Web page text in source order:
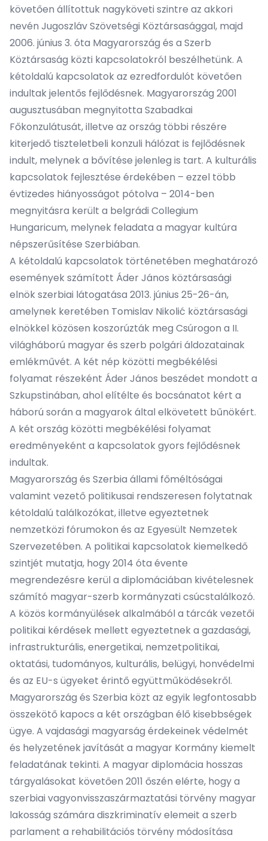
követően állítottuk nagyköveti szintre az akkori
nevén Jugoszláv Szövetségi Köztársasággal, majd
2006. június 3. óta Magyarország és a Szerb
Köztársaság közti kapcsolatokról beszélhetünk. A
kétoldalú kapcsolatok az ezredfordulót követően
indultak jelentős fejlődésnek. Magyarország 2001
augusztusában megnyitotta Szabadkai
Főkonzulátusát, illetve az ország többi részére
kiterjedő tiszteletbeli konzuli hálózat is fejlődésnek
indult, melynek a bővítése jelenleg is tart. A kulturális
kapcsolatok fejlesztése érdekében – ezzel több
évtizedes hiányosságot pótolva – 2014-ben
megnyitásra került a belgrádi Collegium
Hungaricum, melynek feladata a magyar kultúra
népszerűsítése Szerbiában.
A kétoldalú kapcsolatok történetében meghatározó
események számított Áder János köztársasági
elnök szerbiai látogatása 2013. június 25-26-án,
amelynek keretében Tomislav Nikolić köztársasági
elnökkel közösen koszorúzták meg Csúrogon a II.
világháború magyar és szerb polgári áldozatainak
emlékművét. A két nép közötti megbékélési
folyamat részeként Áder János beszédet mondott a
Szkupstinában, ahol elítélte és bocsánatot kért a
háború során a magyarok által elkövetett bűnökért.
A két ország közötti megbékélési folyamat
eredményeként a kapcsolatok gyors fejlődésnek
indultak.
Magyarország és Szerbia állami főméltóságai
valamint vezető politikusai rendszeresen folytatnak
kétoldalú találkozókat, illetve egyeztetnek
nemzetközi fórumokon és az Egyesült Nemzetek
Szervezetében. A politikai kapcsolatok kiemelkedő
szintjét mutatja, hogy 2014 óta évente
megrendezésre kerül a diplomáciában kivételesnek
számító magyar-szerb kormányzati csúcstalálkozó.
A közös kormányülések alkalmából a tárcák vezetői
politikai kérdések mellett egyeztetnek a gazdasági,
infrastrukturális, energetikai, nemzetpolitikai,
oktatási, tudományos, kulturális, belügyi, honvédelmi
és az EU-s ügyeket érintő együttműködésekről.
Magyarország és Szerbia közt az egyik legfontosabb
összekötő kapocs a két országban élő kisebbségek
ügye. A vajdasági magyarság érdekeinek védelmét
és helyzetének javítását a magyar Kormány kiemelt
feladatának tekinti. A magyar diplomácia hosszas
tárgyalásokat követően 2011 őszén elérte, hogy a
szerbiai vagyonvisszaszármaztatási törvény magyar
lakosság számára diszkriminatív elemeit a szerb
parlament a rehabilitációs törvény módosítása